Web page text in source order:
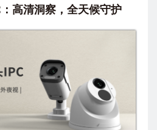
高清洞察，全天候守护